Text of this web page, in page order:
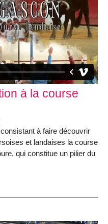
à la course
à faire découvrir
et landaises la course
qui constitue un pilier du